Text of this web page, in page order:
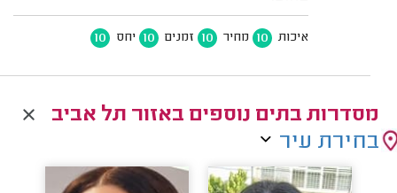
איכות 10 מחיר 10 זמנים 10 יחס 10
מסדרות בתים נוספים באזור תל אביב
בחירת עיר